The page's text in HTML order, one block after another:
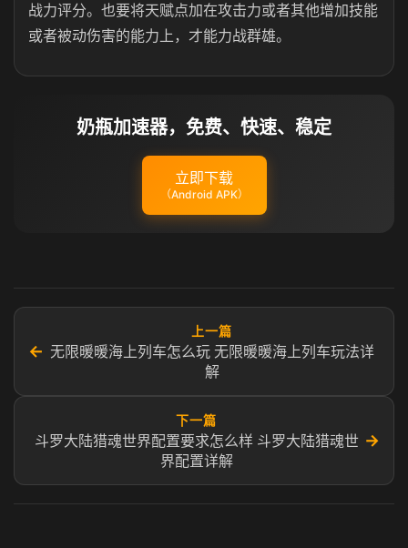
战力评分。也要将天赋点加在攻击力或者其他增加技能
或者被动伤害的能力上，才能力战群雄。
奶瓶加速器，免费、快速、稳定
立即下载
（Android APK）
←
上一篇
无限暖暖海上列车怎么玩 无限暖暖海上列车玩法详
解
下一篇
斗罗大陆猎魂世界配置要求怎么样 斗罗大陆猎魂世
界配置详解
→